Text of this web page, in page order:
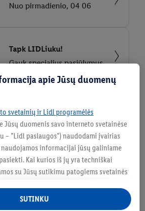
Nuo pirmadienio, 04 06
Tapk LIDLiuku!
Gauk specialius pasiūlymus
Nauja parduotuvė Kaune
Rokelių g. 1, Kaunas
leidiniai pateikiami
apie Jūsų duomenų
svetainių ir Lidl programėlės
Jūsų duomenis savo interneto svetainėse
– "Lidl paslaugos") naudodami įvairias
informacijai jūsų galiniame
Kai kurios iš jų yra techniškai
su Jūsų sutikimu patogiems svetainės
priemonėms Lidl paslaugose ir už
Plus" programos dalyvis, šiais tikslais taip
SUTINKU